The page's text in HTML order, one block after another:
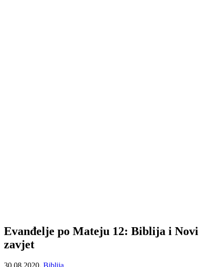
Evanđelje po Mateju 12: Biblija i Novi
zavjet
30.08.2020. Biblija